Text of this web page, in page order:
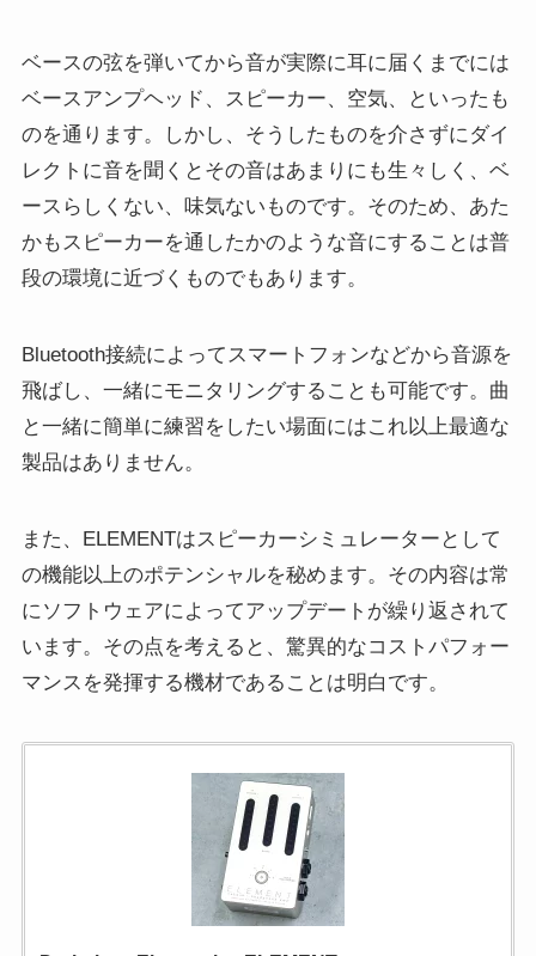
ベースの弦を弾いてから音が実際に耳に届くまでには
ベースアンプヘッド、スピーカー、空気、といったも
のを通ります。しかし、そうしたものを介さずにダイ
レクトに音を聞くとその音はあまりにも生々しく、ベ
ースらしくない、味気ないものです。そのため、あた
かもスピーカーを通したかのような音にすることは普
段の環境に近づくものでもあります。
Bluetooth接続によってスマートフォンなどから音源を
飛ばし、一緒にモニタリングすることも可能です。曲
と一緒に簡単に練習をしたい場面にはこれ以上最適な
製品はありません。
また、ELEMENTはスピーカーシミュレーターとして
の機能以上のポテンシャルを秘めます。その内容は常
にソフトウェアによってアップデートが繰り返されて
います。その点を考えると、驚異的なコストパフォー
マンスを発揮する機材であることは明白です。